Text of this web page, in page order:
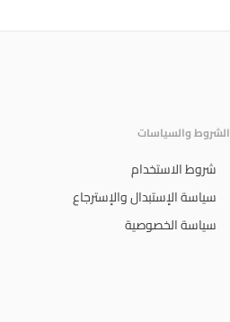
الشروط والسياسات
شروط الاستخدام
سياسة الإستبدال والإسترجاع
سياسة الخصوصية